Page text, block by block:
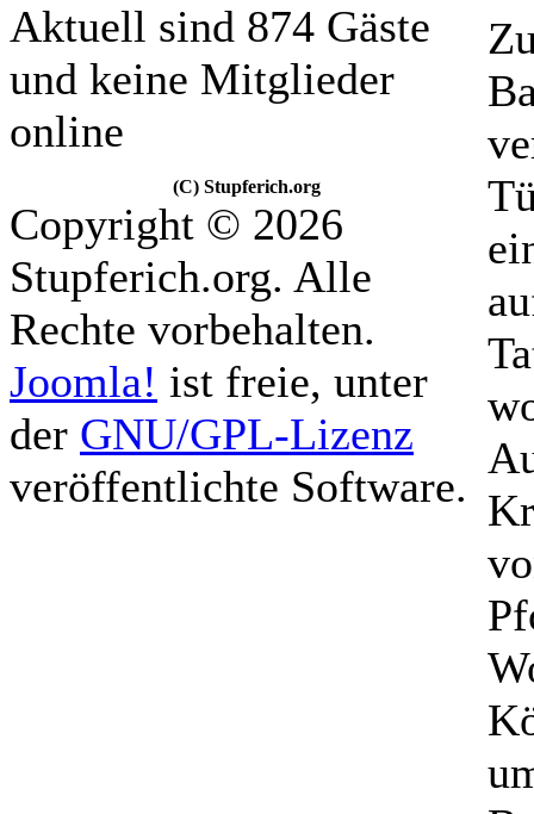
Aktuell sind 874 Gäste
und keine Mitglieder
online
(C) Stupferich.org
Copyright © 2026
Stupferich.org. Alle
Rechte vorbehalten.
Joomla! ist freie, unter
der GNU/GPL-Lizenz
veröffentlichte Software.